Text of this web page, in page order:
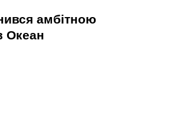
амбітною
Океан